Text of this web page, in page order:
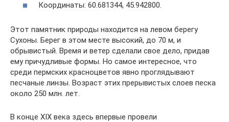
Координаты: 60.681344, 45.942800.
Этот памятник природы находится на левом берегу
Сухоны. Берег в этом месте высокий, до 70 м, и
обрывистый. Время и ветер сделали свое дело, придав
ему причудливые формы. Но самое интересное, что
среди пермских красноцветов явно проглядывают
песчаные линзы. Возраст этих прерывистых слоев песка
около 250 млн. лет.
В конце XIX века здесь впервые провели